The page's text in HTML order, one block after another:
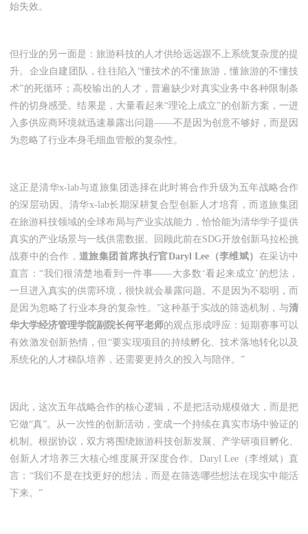
始失效。
但行业的另一面是：旅游科技的人才供给远远跟不上系统复杂度的提
升。企业自建团队，往往陷入“懂技术的不懂旅游，懂旅游的不懂技
术”的死循环；高校输出的人才，普遍缺少对真实业务中各种限制条
件的切身感受。结果是，大量看起来“理论上成立”的创新方案，一进
入多供应商环境就迅速暴露出问题——不是因为创意不够好，而是因
为忽略了行业本身毛细血管般的复杂性。
这正是清华x-lab与道旅集团选择在此时将合作升级为五年战略合作
的深层动因。清华x-lab长期深耕复合型创新人才培育，而道旅集团
在旅游科技领域的全球布局与产业实战能力，恰恰能为清华学子提供
真实的产业场景与一线供需数据。回顾此前在SDG开放创新马拉松挑
战赛中的合作， 道旅集团首席执行官Daryl Lee（李维斌） 在采访中
直言：“我们很清楚地看到一件事——大多数‘看起来成立’的想法，
一旦进入真实的供需环境，很快就会暴露问题。不是因为不聪明，而
是因为忽略了行业本身的复杂性。”这种基于实战的筛选机制，与清
华大学经济管理学院副院长何平老师的观点形成呼应：短期赛事可以
有效激发创新热情，但“要实现项目的持续孵化、技术落地转化以及
系统化的人才梯队培养，还需要更持久的投入与陪伴。”
因此，这次五年战略合作的核心逻辑，不是把活动规模做大，而是把
它做“真”。从一次性的创新活动，变成一个持续在真实市场中验证的
机制。根据协议，双方将围绕旅游科技创新发展、产学研项目孵化、
创新人才培养三大核心维度展开深度合作。Daryl Lee（李维斌）直
言：“我们不是在找更好的想法，而是在筛选哪些想法在现实中能活
下来。”